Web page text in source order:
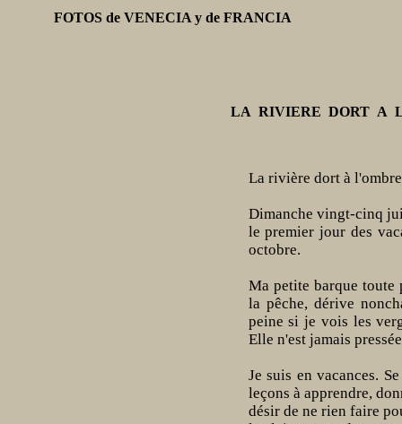
FOTOS de VENECIA y de FRANCIA
LA RIVIERE DORT A
La rivière dort à
Dimanche vingt-cinq
le premier jour des
octobre.
Ma petite barque toute
la pêche, dérive
peine si je vois les
Elle n'est jamais
Je suis en vacances.
leçons à apprendre,
désir de ne rien faire